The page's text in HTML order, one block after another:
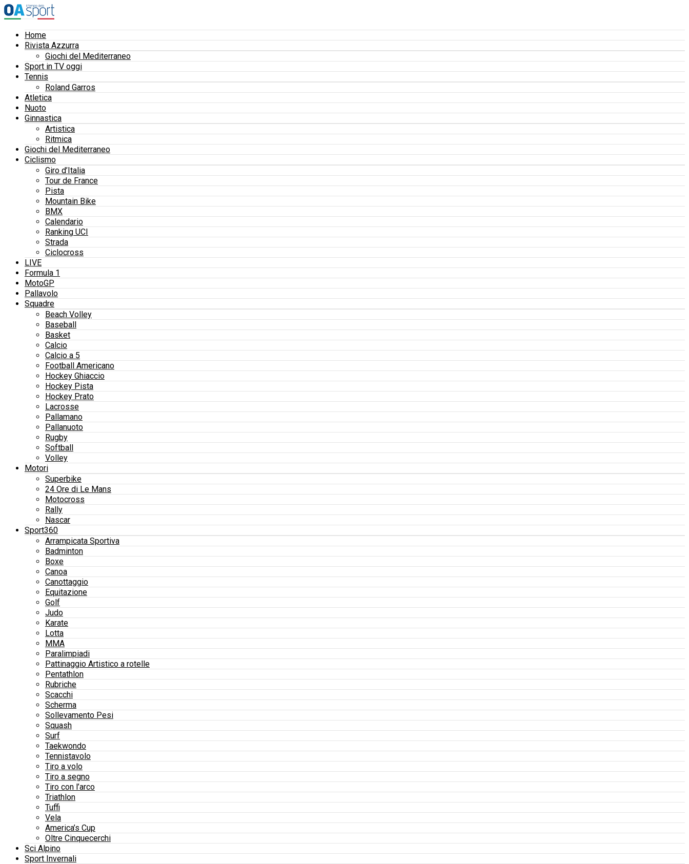
Home
Rivista Azzurra
Giochi del Mediterraneo
Sport in TV oggi
Tennis
Roland Garros
Atletica
Nuoto
Ginnastica
Artistica
Ritmica
Giochi del Mediterraneo
Ciclismo
Giro d’Italia
Tour de France
Pista
Mountain Bike
BMX
Calendario
Ranking UCI
Strada
Ciclocross
LIVE
Formula 1
MotoGP
Pallavolo
Squadre
Beach Volley
Baseball
Basket
Calcio
Calcio a 5
Football Americano
Hockey Ghiaccio
Hockey Pista
Hockey Prato
Lacrosse
Pallamano
Pallanuoto
Rugby
Softball
Volley
Motori
Superbike
24 Ore di Le Mans
Motocross
Rally
Nascar
Sport360
Arrampicata Sportiva
Badminton
Boxe
Canoa
Canottaggio
Equitazione
Golf
Judo
Karate
Lotta
MMA
Paralimpiadi
Pattinaggio Artistico a rotelle
Pentathlon
Rubriche
Scacchi
Scherma
Sollevamento Pesi
Squash
Surf
Taekwondo
Tennistavolo
Tiro a volo
Tiro a segno
Tiro con l’arco
Triathlon
Tuffi
Vela
America’s Cup
Oltre Cinquecerchi
Sci Alpino
Sport Invernali